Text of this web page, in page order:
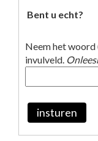
Bent u echt?
Neem het
invulveld.
insturen